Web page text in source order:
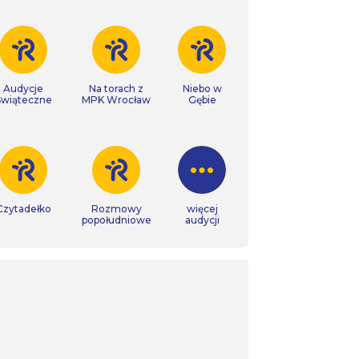
Audycje
Na torach z
MPK Wrocław
Niebo w
Gębie
Rozmowy
popołudniowe
więcej
audycji